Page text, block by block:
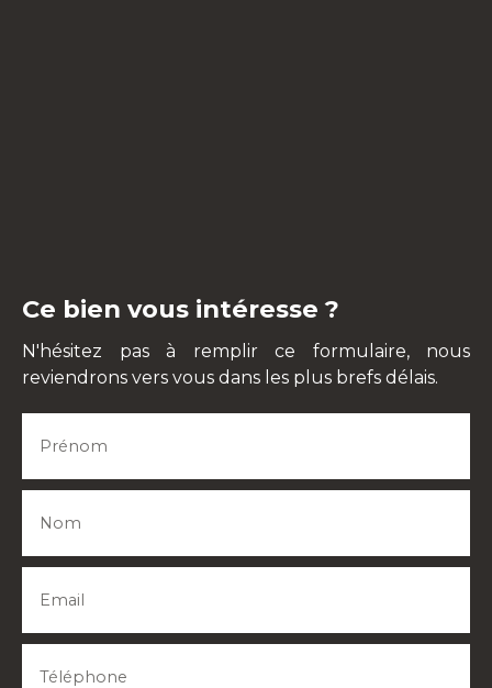
Ce bien vous intéresse ?
N'hésitez pas à remplir ce formulaire, nous
reviendrons vers vous dans les plus brefs délais.
Prénom
Nom
Email
Téléphone